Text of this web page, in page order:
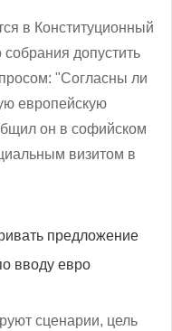
в Конституционный
допустить
"Согласны ли
европейскую
он в софийском
визитом в
предложение
вводу евро
сценарии, цель